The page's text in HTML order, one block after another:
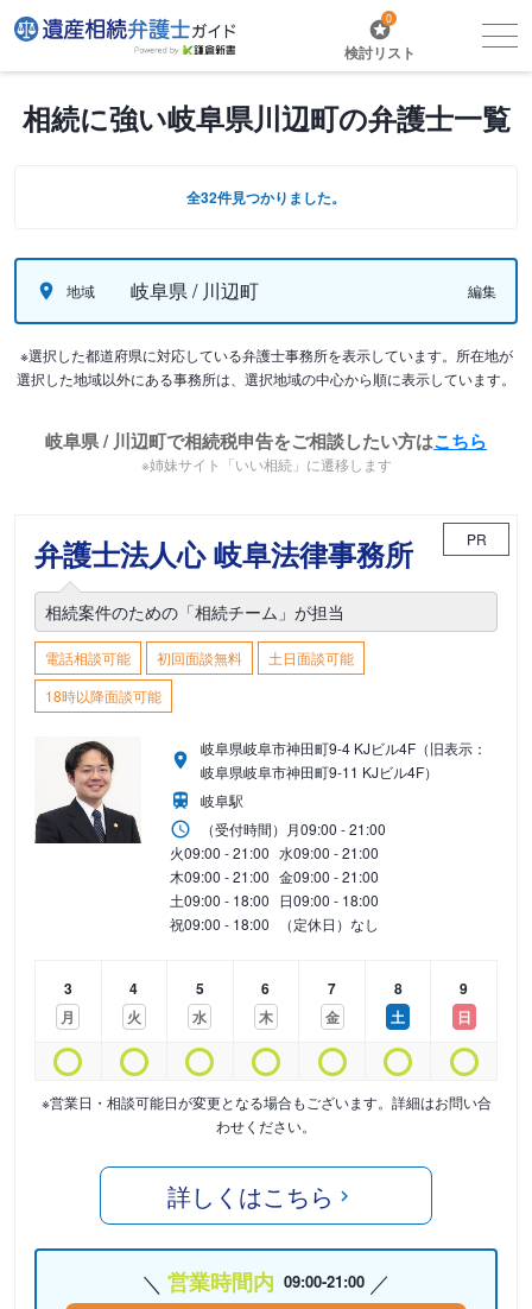
0
検討リスト
相続に強い岐阜県川辺町の弁護士一覧
全32件見つかりました。
地域 岐阜県 / 川辺町 編集
※選択した都道府県に対応している弁護士事務所を表示しています。所在地が
選択した地域以外にある事務所は、選択地域の中心から順に表示しています。
岐阜県 / 川辺町で相続税申告をご相談したい方はこちら
※姉妹サイト「いい相続」に遷移します
弁護士法人心 岐阜法律事務所 PR
相続案件のための「相続チーム」が担当
電話相談可能 初回面談無料
土日面談可能
18時以降面談可能
岐阜県岐阜市神田町9-4 KJビル4F（旧表示：
岐阜県岐阜市神田町9-11 KJビル4F）
岐阜駅
（受付時間） 月09:00 - 21:00
火09:00 - 21:00 水09:00 - 21:00
木09:00 - 21:00 金09:00 - 21:00
土09:00 - 18:00 日09:00 - 18:00
祝09:00 - 18:00 （定休日）なし
3
月
4
火
5
水
6
木
7
金
8
土
9
日
※営業日・相談可能日が変更となる場合もございます。詳細はお問い合
わせください。
詳しくはこちら
営業時間内 09:00-21:00